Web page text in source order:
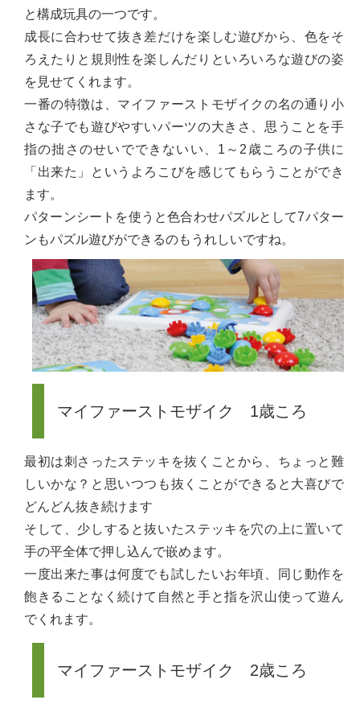
と構成玩具の一つです。
成長に合わせて抜き差だけを楽しむ遊びから、色をそ
ろえたりと規則性を楽しんだりといろいろな遊びの姿
を見せてくれます。
一番の特徴は、マイファーストモザイクの名の通り小
さな子でも遊びやすいパーツの大きさ、思うことを手
指の拙さのせいでできないい、1～2歳ころの子供に
「出来た」というよろこびを感じてもらうことができ
ます。
パターンシートを使うと色合わせパズルとして7パター
ンもパズル遊びができるのもうれしいですね。
マイファーストモザイク 1歳ころ
最初は刺さったステッキを抜くことから、ちょっと難
しいかな？と思いつつも抜くことができると大喜びで
どんどん抜き続けます
そして、少しすると抜いたステッキを穴の上に置いて
手の平全体で押し込んで嵌めます。
一度出来た事は何度でも試したいお年頃、同じ動作を
飽きることなく続けて自然と手と指を沢山使って遊ん
でくれます。
マイファーストモザイク 2歳ころ